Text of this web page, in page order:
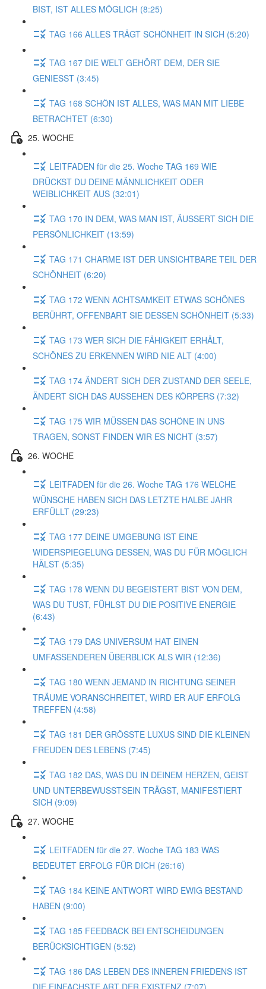
BIST, IST ALLES MÖGLICH (8:25)
TAG 166 ALLES TRÄGT SCHÖNHEIT IN SICH (5:20)
TAG 167 DIE WELT GEHÖRT DEM, DER SIE
GENIESST (3:45)
TAG 168 SCHÖN IST ALLES, WAS MAN MIT LIEBE
BETRACHTET (6:30)
25. WOCHE
LEITFADEN für die 25. Woche TAG 169 WIE
DRÜCKST DU DEINE MÄNNLICHKEIT ODER
WEIBLICHKEIT AUS (32:01)
TAG 170 IN DEM, WAS MAN IST, ÄUSSERT SICH DIE
PERSÖNLICHKEIT (13:59)
TAG 171 CHARME IST DER UNSICHTBARE TEIL DER
SCHÖNHEIT (6:20)
TAG 172 WENN ACHTSAMKEIT ETWAS SCHÖNES
BERÜHRT, OFFENBART SIE DESSEN SCHÖNHEIT (5:33)
TAG 173 WER SICH DIE FÄHIGKEIT ERHÄLT,
SCHÖNES ZU ERKENNEN WIRD NIE ALT (4:00)
TAG 174 ÄNDERT SICH DER ZUSTAND DER SEELE,
ÄNDERT SICH DAS AUSSEHEN DES KÖRPERS (7:32)
TAG 175 WIR MÜSSEN DAS SCHÖNE IN UNS
TRAGEN, SONST FINDEN WIR ES NICHT (3:57)
26. WOCHE
LEITFADEN für die 26. Woche TAG 176 WELCHE
WÜNSCHE HABEN SICH DAS LETZTE HALBE JAHR
ERFÜLLT (29:23)
TAG 177 DEINE UMGEBUNG IST EINE
WIDERSPIEGELUNG DESSEN, WAS DU FÜR MÖGLICH
HÄLST (5:35)
TAG 178 WENN DU BEGEISTERT BIST VON DEM,
WAS DU TUST, FÜHLST DU DIE POSITIVE ENERGIE
(6:43)
TAG 179 DAS UNIVERSUM HAT EINEN
UMFASSENDEREN ÜBERBLICK ALS WIR (12:36)
TAG 180 WENN JEMAND IN RICHTUNG SEINER
TRÄUME VORANSCHREITET, WIRD ER AUF ERFOLG
TREFFEN (4:58)
TAG 181 DER GRÖSSTE LUXUS SIND DIE KLEINEN
FREUDEN DES LEBENS (7:45)
TAG 182 DAS, WAS DU IN DEINEM HERZEN, GEIST
UND UNTERBEWUSSTSEIN TRÄGST, MANIFESTIERT
SICH (9:09)
27. WOCHE
LEITFADEN für die 27. Woche TAG 183 WAS
BEDEUTET ERFOLG FÜR DICH (26:16)
TAG 184 KEINE ANTWORT WIRD EWIG BESTAND
HABEN (9:00)
TAG 185 FEEDBACK BEI ENTSCHEIDUNGEN
BERÜCKSICHTIGEN (5:52)
TAG 186 DAS LEBEN DES INNEREN FRIEDENS IST
DIE EINFACHSTE ART DER EXISTENZ (7:07)